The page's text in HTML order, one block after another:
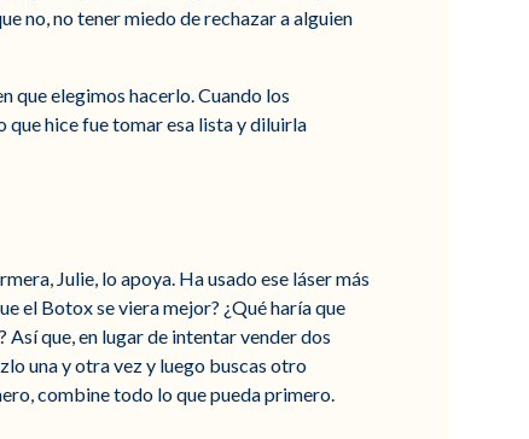
no, no tener miedo de rechazar a alguien
que elegimos hacerlo. Cuando los
que hice fue tomar esa lista y diluirla
Julie, lo apoya. Ha usado ese láser más
el Botox se viera mejor? ¿Qué haría que
que, en lugar de intentar vender dos
una y otra vez y luego buscas otro
combine todo lo que pueda primero.